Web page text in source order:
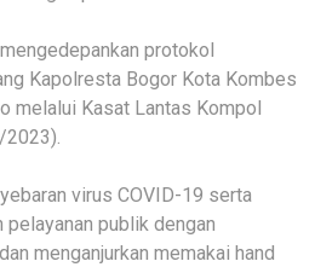
protokol
Kapolresta Bogor Kota Kombes
melalui Kasat Lantas Kompol
2023).
virus COVID-19 serta
pelayanan publik dengan
menganjurkan memakai hand